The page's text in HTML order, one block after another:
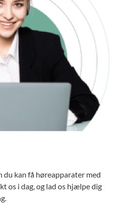
du kan få høreapparater med
os i dag, og lad os hjælpe dig